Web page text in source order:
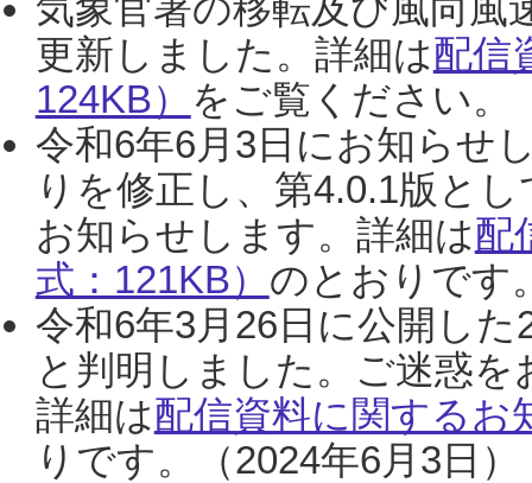
更新しました。詳細は配信
124KB） をご覧ください。
令和6年6月3日にお知らせ
りを修正し、第4.0.1版と
お知らせします。詳細は配
式：121KB） のとおりです
令和6年3月26日に公開し
と判明しました。ご迷惑
詳細は配信資料に関するお
りです。（2024年6月3日）